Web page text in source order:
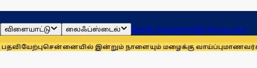
விளையாட்டு லைஃப்ஸ்டைல் ஜோதிடம்தமிழ்நாடுஇந்தியாஉலகம்
சென்னையில் இன்றும் நாளையும் மழைக்கு வாய்ப்புமாணவர்களுக்காக